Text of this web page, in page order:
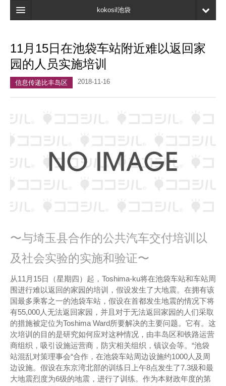
kokosil池袋
地图
最新信息
我的页面
11月15日在池袋车站附近难以返回家
园的人员实施培训
信息传递比丰岛区 2018-11-16
〜与埼玉县合作的公共汽车交付培训以
及社会实验的实施和验证〜
从11月15日（星期四）起，Toshima-ku将在池袋车站和车站周
围进行难以返回的家园的培训，假设发生了大地震。在拥有该
国最多乘客之一的池袋车站，假设在首都发生地震的情况下将
有55,000人无法返回家园，并且对于无法返回家园的人们采取
的措施被定位为Toshima Ward所要解决的主要问题。它有。这
次培训的目的是研究如何应对这种情况，由丰岛区和铁路运营
商组织，吸引设施运营商，防灾相关组织，镇议会等。“池袋
站混乱对策理事会“合作，在池袋车站周边设施约1000人及周
边设施。假设在东京湾北部的训练日上午8点发生了7.3级和最
大地震烈度为6级的地震，进行了训练。作为本财政年度的第